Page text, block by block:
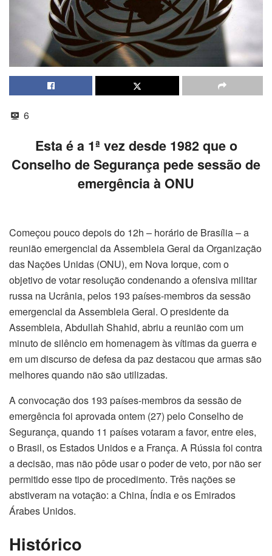
6
Esta é a 1ª vez desde 1982 que o
Conselho de Segurança pede sessão de
emergência à ONU
Começou pouco depois do 12h – horário de Brasília – a
reunião emergencial da Assembleia Geral da Organização
das Nações Unidas (ONU), em Nova Iorque, com o
objetivo de votar resolução condenando a ofensiva militar
russa na Ucrânia, pelos 193 países-membros da sessão
emergencial da Assembleia Geral. O presidente da
Assembleia, Abdullah Shahid, abriu a reunião com um
minuto de silêncio em homenagem às vítimas da guerra e
em um discurso de defesa da paz destacou que armas são
melhores quando não são utilizadas.
A convocação dos 193 países-membros da sessão de
emergência foi aprovada ontem (27) pelo Conselho de
Segurança, quando 11 países votaram a favor, entre eles,
o Brasil, os Estados Unidos e a França. A Rússia foi contra
a decisão, mas não pôde usar o poder de veto, por não ser
permitido esse tipo de procedimento. Três nações se
abstiveram na votação: a China, Índia e os Emirados
Árabes Unidos.
Histórico